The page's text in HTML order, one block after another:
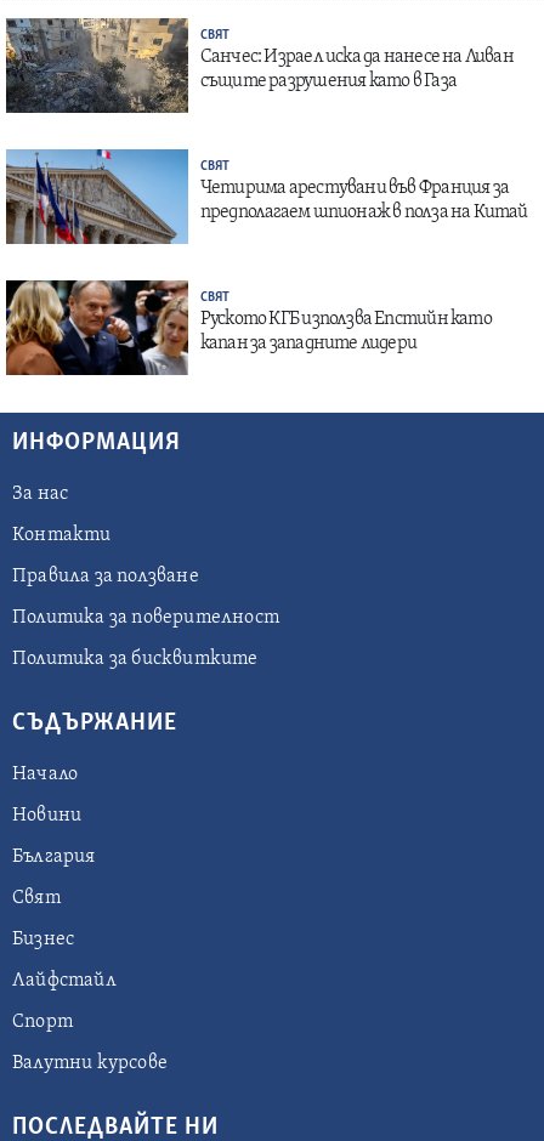
СВЯТ
Санчес: Израел иска да нанесе на Ливан
същите разрушения като в Газа
СВЯТ
Четирима арестувани във Франция за
предполагаем шпионаж в полза на Китай
СВЯТ
Руското КГБ използва Епстийн като
капан за западните лидери
ИНФОРМАЦИЯ
За нас
Контакти
Правила за ползване
Политика за поверителност
Политика за бисквитките
СЪДЪРЖАНИЕ
Начало
Новини
България
Свят
Бизнес
Лайфстайл
Спорт
Валутни курсове
ПОСЛЕДВАЙТЕ НИ